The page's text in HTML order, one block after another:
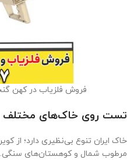
فروش فلزیاب در کهن گنجیاب
تست روی خاک‌های مختلف
خاک ایران تنوع بی‌نظیری دارد؛ از
مرطوب شمال و کوهستان‌های سنگی.